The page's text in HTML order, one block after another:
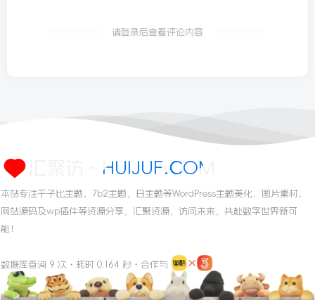
请登录后查看评论内容
汇聚访・HUIJUF.COM
本站专注于子比主题，7b2主题，日主题等WordPress主题美化、图片素材、
网站源码及wp插件等资源分享，汇聚资源，访问未来，共赴数字世界新可
能！
数据库查询 9 次・耗时 0.164 秒・合作与